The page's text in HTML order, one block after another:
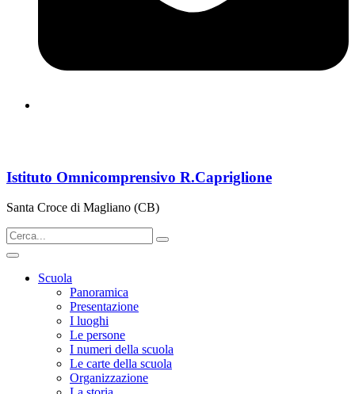
Istituto Omnicomprensivo R.Capriglione
Santa Croce di Magliano (CB)
Scuola
Panoramica
Presentazione
I luoghi
Le persone
I numeri della scuola
Le carte della scuola
Organizzazione